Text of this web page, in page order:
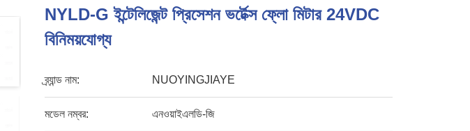
NYLD-G ইন্টেলিজেন্ট প্রিসেশন ভর্টেক্স ফ্লো মিটার 24VDC
বিনিময়যোগ্য
ব্র্যান্ড নাম: NUOYINGJIAYE
মডেল নম্বর: এনওয়াইএলডি-জি